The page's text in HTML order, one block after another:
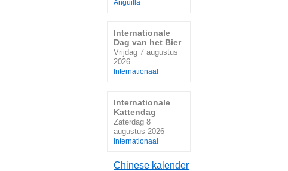
Anguilla
Internationale
Dag van het Bier
Vrijdag 7 augustus
2026
Internationaal
Internationale
Kattendag
Zaterdag 8
augustus 2026
Internationaal
Chinese kalender